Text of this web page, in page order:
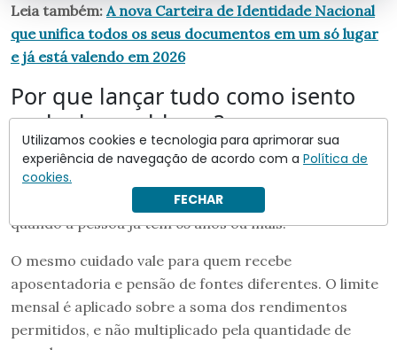
Leia também: A nova Carteira de Identidade Nacional
que unifica todos os seus documentos em um só lugar
e já está valendo em 2026
Por que lançar tudo como isento
pode dar problema?
A isenção extra não vale para qualquer renda. Aluguéis,
salários, aplicações financeiras e outros recebimentos
continuam seguindo suas próprias regras, mesmo
quando a pessoa já tem 65 anos ou mais.
O mesmo cuidado vale para quem recebe
aposentadoria e pensão de fontes diferentes. O limite
mensal é aplicado sobre a soma dos rendimentos
permitidos, e não multiplicado pela quantidade de
Utilizamos cookies e tecnologia para aprimorar sua
experiência de navegação de acordo com a Política de
cookies.
FECHAR